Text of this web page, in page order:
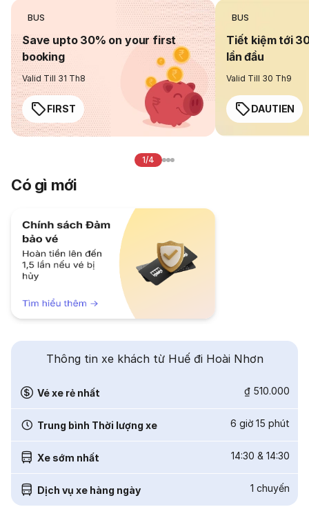
BUS
Save upto 30% on your first
booking
Valid Till 31 Th8
FIRST
BUS
Tiết kiệm tới
lần đầu
Valid Till 30 Th9
DAUTIEN
1/4
Có gì mới
Thông tin xe khách từ Huế đi Hoài Nhơn
Vé xe rẻ nhất ₫ 510.000
Trung bình Thời lượng xe 6 giờ 15 phút
Xe sớm nhất 14:30 & 14:30
Dịch vụ xe hàng ngày 1 chuyến